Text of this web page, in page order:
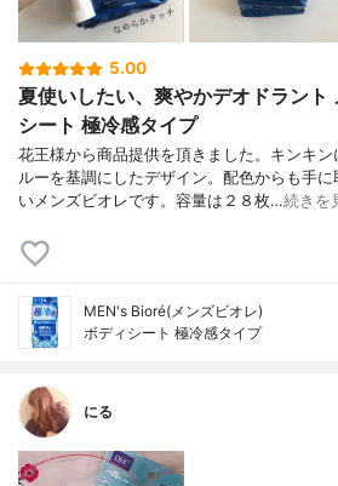
5.00
夏使いしたい、爽やかデオドラント
シート 極冷感タイプ
花王様から商品提供を頂きました。キンキ
ルーを基調にしたデザイン。配色からも手
いメンズビオレです。容量は２８枚…続きを
MEN's Bioré(メンズビオレ)
ボディシート 極冷感タイプ
にる